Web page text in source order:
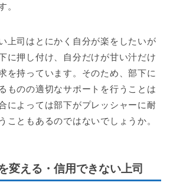
。
上司はとにかく自分が楽をしたいが
に押し付け、自分だけが甘い汁だけ
を持っています。そのため、部下に
ものの適切なサポートを行うことは
によっては部下がプレッシャーに耐
こともあるのではないでしょうか。
変える・信用できない上司